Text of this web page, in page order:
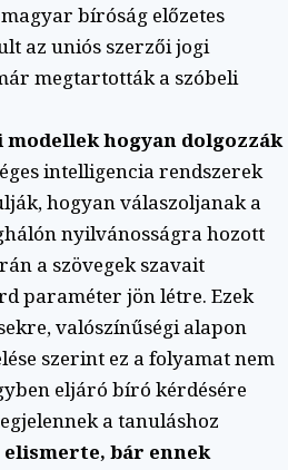
bíróság előzetes
az uniós szerzői jogi
megtartották a szóbeli
modellek hogyan dolgozzák
intelligencia rendszerek
hogyan válaszoljanak a
nyilvánosságra hozott
a szövegek szavait
paraméter jön létre. Ezek
valószínűségi alapon
szerint ez a folyamat nem
eljáró bíró kérdésére
a tanuláshoz
elismerte, bár ennek